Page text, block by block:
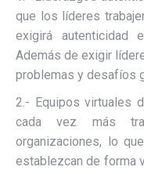
que los líderes
exigirá autenticidad
Además de exigir
problemas y desafíos
2.- Equipos virtuales
cada vez más
organizaciones, lo
establezcan de forma